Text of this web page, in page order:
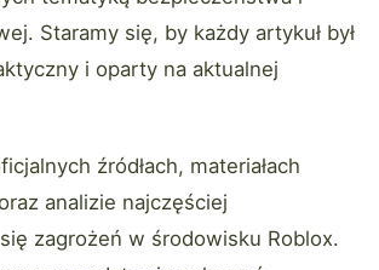
Staramy się, by każdy artykuł był
i oparty na aktualnej
źródłach, materiałach
analizie najczęściej
zagrożeń w środowisku Roblox.